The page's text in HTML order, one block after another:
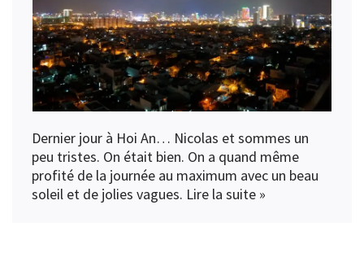
Dernier jour à Hoi An… Nicolas et sommes un
peu tristes. On était bien. On a quand même
profité de la journée au maximum avec un beau
soleil et de jolies vagues. Lire la suite »